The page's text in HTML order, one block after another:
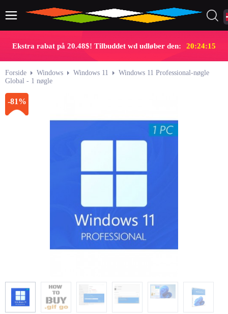
Ekstra rabat på 20.48$! Tilbuddet wd udløber den: 20:24:14
Forside Windows Windows 11
Windows 11 Professional-nøgle
Global - 1 nøgle
-81%